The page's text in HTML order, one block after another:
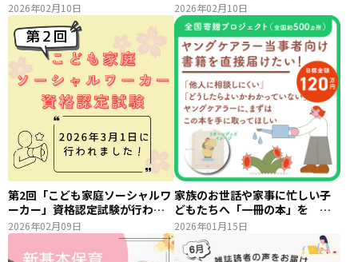
2026年02月10日 2026年02月10日
第2回「こども家庭ソーシャルワ
ーカー」資格認定試験が行われ
ました！
2026年02月09日
家族のお世話や家事に忙しい子
どもたちへ「一冊の本」を ク
ラウドファンディングで実現す
る、新しいヤングケアラー支援
のカタチ
2026年01月15日